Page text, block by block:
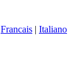
Francais | Italiano